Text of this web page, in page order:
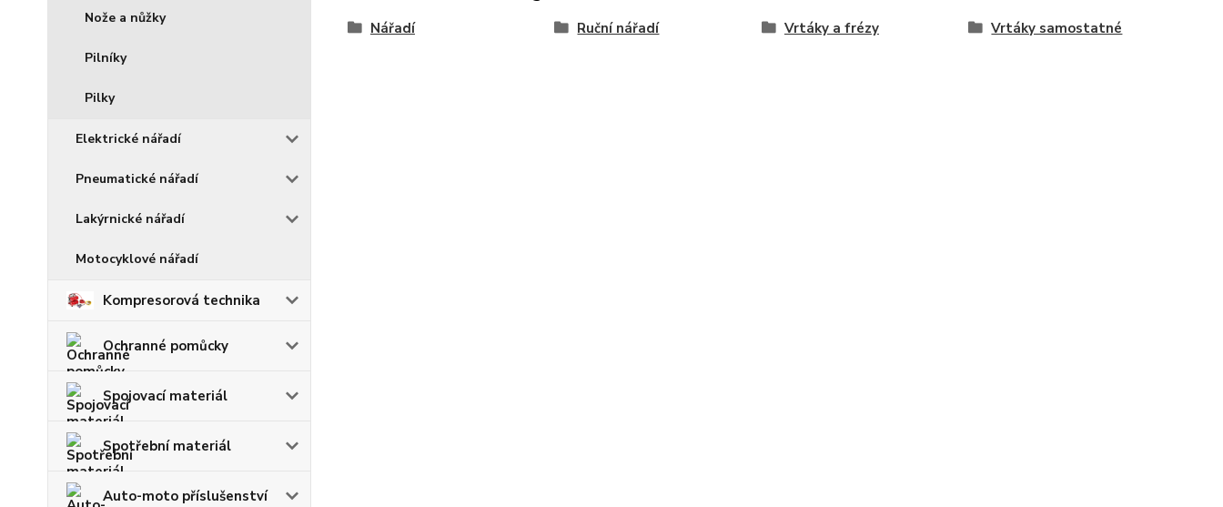
Nože a nůžky
Pilníky
Pilky
Elektrické nářadí
Pneumatické nářadí
Lakýrnické nářadí
Motocyklové nářadí
Kompresorová technika
Ochranné pomůcky
Spojovací materiál
Spotřební materiál
Auto-moto příslušenství
Nářadí Ruční nářadí Vrtáky a frézy Vrtáky samostatné